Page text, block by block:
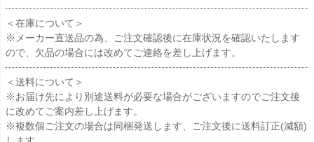
＜在庫について＞
※メーカー直送品の為、ご注文確認後に在庫状況を確認いたします
ので、欠品の場合には改めてご連絡を差し上げます。
＜送料について＞
※お届け先により別途送料が必要な場合がございますのでご注文後
に改めてご案内差し上げます。
※複数個ご注文の場合は同梱発送します、ご注文後に送料訂正(減額)